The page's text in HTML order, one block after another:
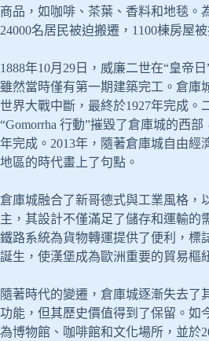
商品，如咖啡、茶葉、香料和地毯。
24000名居民被迫搬遷，1100棟房屋被
1888年10月29日，威廉二世在“皇帝日
雖然當時僅有第一期建築完工。倉庫
世界大戰中斷，最終於1927年完成。
“Gomorrha 行動”摧毀了倉庫城的西部
年完成。2013年，隨著倉庫城自由經
地區的時代畫上了句點。
倉庫城融合了新哥德式與工業風格，
主，其設計不僅滿足了儲存和運輸的
鐵路系統為貨物轉運提供了便利，標
誕生，使漢堡成為歐洲重要的貿易樞
隨著時代的變遷，倉庫城逐漸失去了
功能，但其歷史價值得到了保留。如
為博物館、咖啡館和文化場所，並於